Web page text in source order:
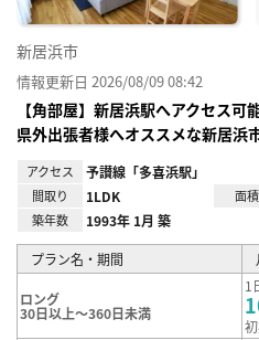
新居浜市
情報更新日 2026/08/09 08:42
【角部屋】新居浜駅へアクセス
県外出張者様へオススメな新居浜
アクセス 予讃線「多喜浜駅」
間取り 1LDK 面積
築年数 1993年 1月 築
プラン名・期間
ロング
30日以上～360日未満
1